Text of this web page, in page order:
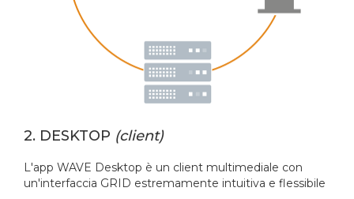
2. DESKTOP (client)
L'app WAVE Desktop è un client multimediale con
un'interfaccia GRID estremamente intuitiva e flessibile